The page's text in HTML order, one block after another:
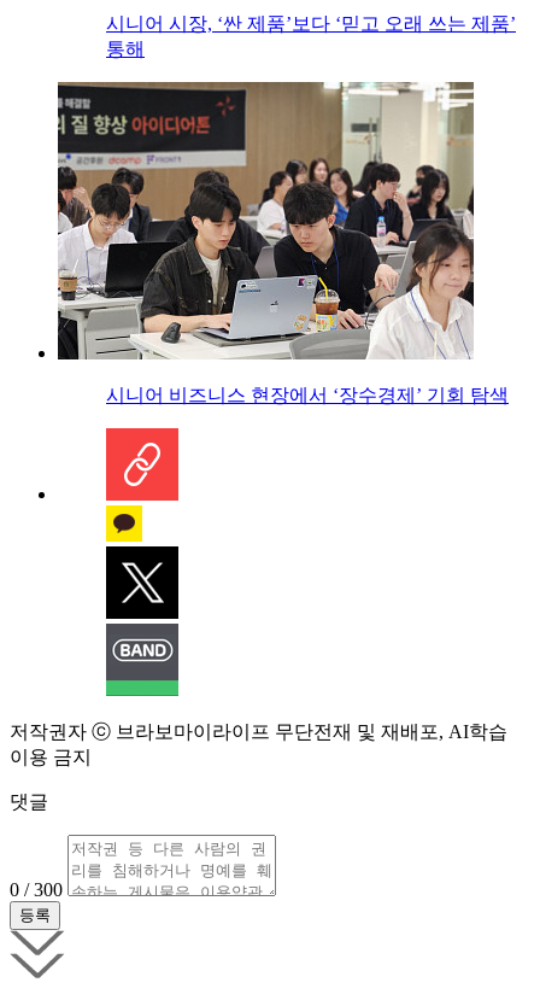
시니어 시장, ‘싼 제품’보다 ‘믿고 오래 쓰는 제품’
통해
시니어 비즈니스 현장에서 ‘장수경제’ 기회 탐색
저작권자 ⓒ 브라보마이라이프 무단전재 및 재배포, AI학습
이용 금지
댓글
0 / 300